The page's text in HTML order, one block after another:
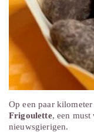
Op een paar
Frigoulette, een
nieuwsgierigen.